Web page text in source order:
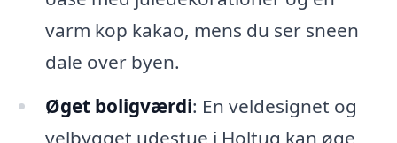
varm kop kakao, mens du ser sneen
dale over byen.
Øget boligværdi: En veldesignet og
velbygget udestue i Holtug kan øge